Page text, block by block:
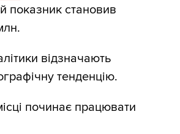
показник становив
відзначають
тенденцію.
починає працювати